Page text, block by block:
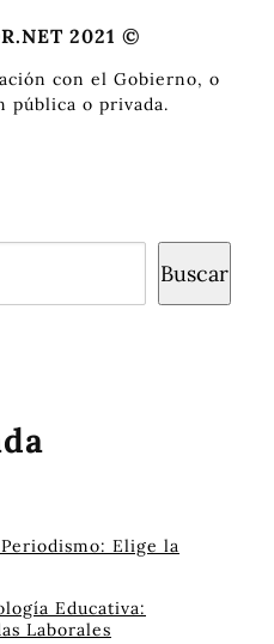
2021 ©
con el Gobierno, o
pública o privada.
Buscar
Elige la
Educativa:
Laborales